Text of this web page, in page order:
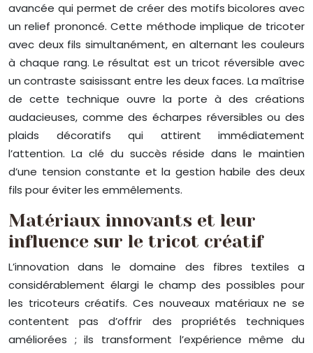
avancée qui permet de créer des motifs bicolores avec
un relief prononcé. Cette méthode implique de tricoter
avec deux fils simultanément, en alternant les couleurs
à chaque rang. Le résultat est un tricot réversible avec
un contraste saisissant entre les deux faces. La maîtrise
de cette technique ouvre la porte à des créations
audacieuses, comme des écharpes réversibles ou des
plaids décoratifs qui attirent immédiatement
l’attention. La clé du succès réside dans le maintien
d’une tension constante et la gestion habile des deux
fils pour éviter les emmêlements.
Matériaux innovants et leur
influence sur le tricot créatif
L’innovation dans le domaine des fibres textiles a
considérablement élargi le champ des possibles pour
les tricoteurs créatifs. Ces nouveaux matériaux ne se
contentent pas d’offrir des propriétés techniques
améliorées ; ils transforment l’expérience même du